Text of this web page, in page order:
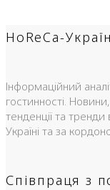
HoReCa-
Інформаційний
гостинності.
тенденції та
Україні та за
Співпраця з